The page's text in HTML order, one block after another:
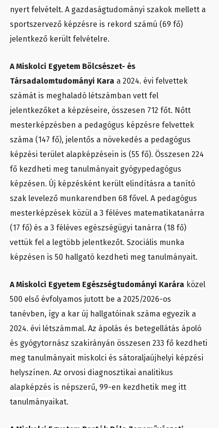
nyert felvételt. A gazdaságtudományi szakok mellett a
sportszervező képzésre is rekord számú (69 fő)
jelentkező került felvételre.
A Miskolci Egyetem Bölcsészet- és
Társadalomtudományi Kara a 2024. évi felvettek
számát is meghaladó létszámban vett fel
jelentkezőket a képzéseire, összesen 712 főt. Nőtt
mesterképzésben a pedagógus képzésre felvettek
száma (147 fő), jelentős a növekedés a pedagógus
képzési terület alapképzésein is (55 fő). Összesen 224
fő kezdheti meg tanulmányait gyógypedagógus
képzésen. Új képzésként került elindításra a tanító
szak levelező munkarendben 68 fővel. A pedagógus
mesterképzések közül a 3 féléves matematikatanárra
(17 fő) és a 3 féléves egészségügyi tanárra (18 fő)
vettük fel a legtöbb jelentkezőt. Szociális munka
képzésen is 50 hallgató kezdheti meg tanulmányait.
A Miskolci Egyetem Egészségtudományi Karára közel
500 első évfolyamos jutott be a 2025/2026-os
tanévben, így a kar új hallgatóinak száma egyezik a
2024. évi létszámmal. Az ápolás és betegellátás ápoló
és gyógytornász szakirányán összesen 233 fő kezdheti
meg tanulmányait miskolci és sátoraljaújhelyi képzési
helyszínen. Az orvosi diagnosztikai analitikus
alapképzés is népszerű, 99-en kezdhetik meg itt
tanulmányaikat.